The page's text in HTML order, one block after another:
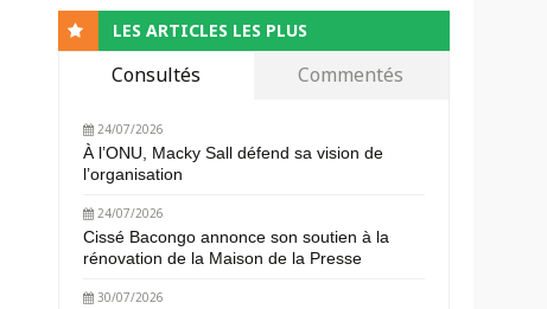
LES ARTICLES LES PLUS
Consultés Commentés
24/07/2026
À l’ONU, Macky Sall défend sa vision de
l’organisation
24/07/2026
Cissé Bacongo annonce son soutien à la
rénovation de la Maison de la Presse
30/07/2026